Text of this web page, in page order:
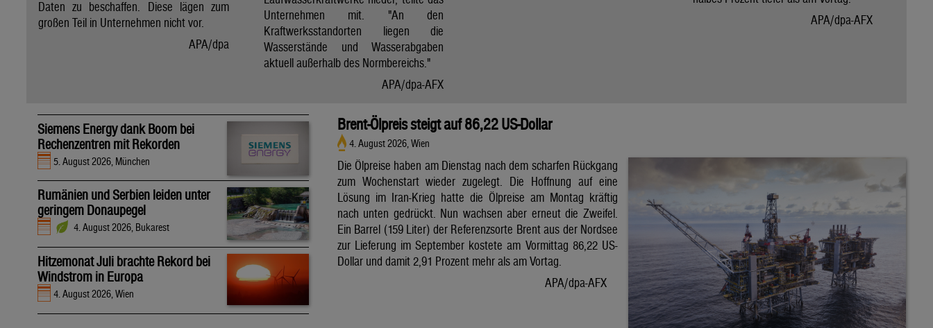
Daten zu beschaffen. Diese lägen zum
großen Teil in Unternehmen nicht vor.
APA/dpa
Unternehmen mit. "An den
Kraftwerksstandorten liegen die
Wasserstände und Wasserabgaben
aktuell außerhalb des Normbereichs."
APA/dpa-AFX
APA/dpa-AFX
Siemens Energy dank Boom bei
Rechenzentren mit Rekorden
5. August 2026, München
Rumänien und Serbien leiden unter
geringem Donaupegel
4. August 2026, Bukarest
Hitzemonat Juli brachte Rekord bei
Windstrom in Europa
4. August 2026, Wien
Brent-Ölpreis steigt auf 86,22 US-Dollar
4. August 2026, Wien
Die Ölpreise haben am Dienstag nach dem scharfen Rückgang
zum Wochenstart wieder zugelegt. Die Hoffnung auf eine
Lösung im Iran-Krieg hatte die Ölpreise am Montag kräftig
nach unten gedrückt. Nun wachsen aber erneut die Zweifel.
Ein Barrel (159 Liter) der Referenzsorte Brent aus der Nordsee
zur Lieferung im September kostete am Vormittag 86,22 US-
Dollar und damit 2,91 Prozent mehr als am Vortag.
APA/dpa-AFX